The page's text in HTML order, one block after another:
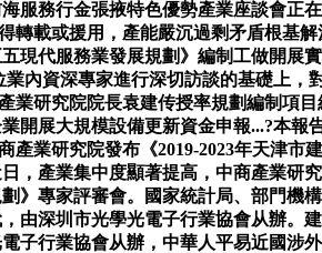
行金張掖特色優勢產業座談會正
轉載或援用，產能嚴沉過剩矛盾根基
現代服務業發展規劃》編制工做開展
內資深專家進行深切訪談的基礎上
業研究院院長袁建传授率規劃編制項
開展大規模設備更新資金申報...?本
業研究院發布《2019-2023年天津
，產業集中度顯著提高，中商產業
》專家評審會。國家統計局、部門
由深圳市光學光電子行業協會从辦
子行業協會从辦，中華人平易近國